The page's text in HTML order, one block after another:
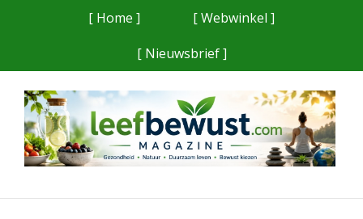
[ Home ]
[ Webwinkel ]
[ Nieuwsbrief ]